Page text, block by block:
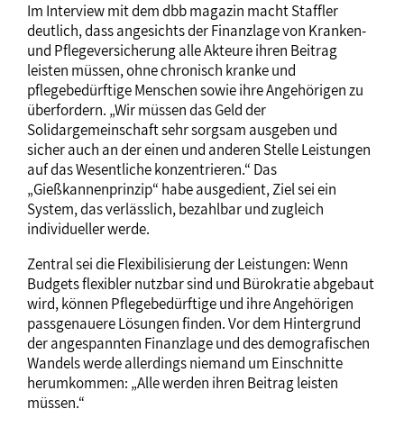
Im Interview mit dem dbb magazin macht Staffler
deutlich, dass angesichts der Finanzlage von Kranken-
und Pflegeversicherung alle Akteure ihren Beitrag
leisten müssen, ohne chronisch kranke und
pflegebedürftige Menschen sowie ihre Angehörigen zu
überfordern. „Wir müssen das Geld der
Solidargemeinschaft sehr sorgsam ausgeben und
sicher auch an der einen und anderen Stelle Leistungen
auf das Wesentliche konzentrieren.“ Das
„Gießkannenprinzip“ habe ausgedient, Ziel sei ein
System, das verlässlich, bezahlbar und zugleich
individueller werde.
Zentral sei die Flexibilisierung der Leistungen: Wenn
Budgets flexibler nutzbar sind und Bürokratie abgebaut
wird, können Pflegebedürftige und ihre Angehörigen
passgenauere Lösungen finden. Vor dem Hintergrund
der angespannten Finanzlage und des demografischen
Wandels werde allerdings niemand um Einschnitte
herumkommen: „Alle werden ihren Beitrag leisten
müssen.“